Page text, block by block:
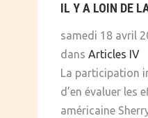
IL Y A LOIN DE
samedi 18 avril
dans Articles IV
La participation
d’en évaluer les
américaine